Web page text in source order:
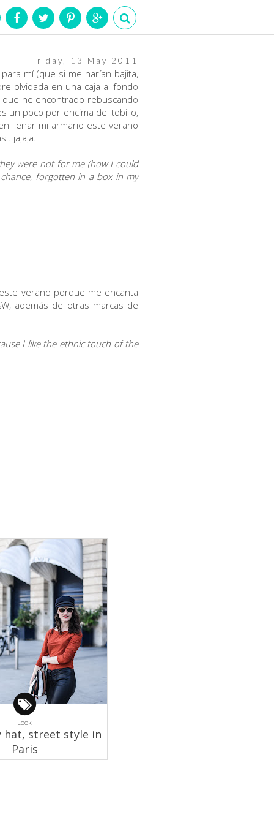
Friday, 13 May 2011
mí (que si me harían bajita,
olvidada en una caja al fondo
que he encontrado rebuscando
un poco por encima del tobillo,
llenar mi armario este verano
were not for me (how I could
forgotten in a box in my
verano porque me encanta
además de otras marcas de
I like the ethnic touch of the
Look
hat, street style in
Paris